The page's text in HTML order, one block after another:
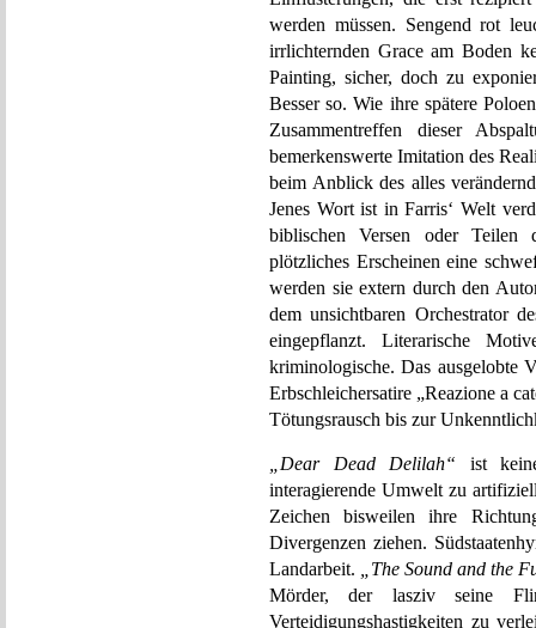
werden müssen. Sengend rot
irrlichternden Grace am Boden
Painting, sicher, doch zu
Besser so. Wie ihre spätere
Zusammentreffen dieser
bemerkenswerte Imitation des
beim Anblick des alles
Jenes Wort ist in Farris‘ Welt
biblischen Versen oder Teilen
plötzliches Erscheinen eine
werden sie extern durch den
dem unsichtbaren Orchestrator
eingepflanzt. Literarische
kriminologische. Das ausgelobte
Erbschleichersatire „Reazione a
Tötungsrausch bis zur
„Dear Dead Delilah“ ist
interagierende Umwelt zu
Zeichen bisweilen ihre
Divergenzen ziehen.
Landarbeit.
„The Sound and the
Mörder, der lasziv seine
Verteidigungshastigkeiten zu